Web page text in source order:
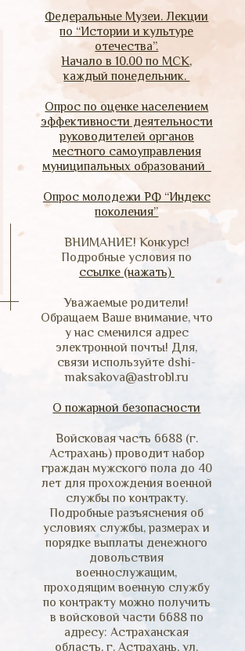
Федеральные Музеи. Лекции
по “Истории и культуре
отечества”.
Начало в 10.00 по МСК,
каждый понедельник.
Опрос по оценке населением
эффективности деятельности
руководителей органов
местного самоуправления
муниципальных образований
Опрос молодежи РФ “Индекс
поколения”
ВНИМАНИЕ! Конкурс!
Подробные условия по
ссылке (нажать)
Уважаемые родители!
Обращаем Ваше внимание, что
у нас сменился адрес
электронной почты! Для,
связи используйте dshi-
maksakova@astrobl.ru
О пожарной безопасности
Войсковая часть 6688 (г.
Астрахань) проводит набор
граждан мужского пола до 40
лет для прохождения военной
службы по контракту.
Подробные разъяснения об
условиях службы, размерах и
порядке выплаты денежного
довольствия
военнослужащим,
проходящим военную службу
по контракту можно получить
в войсковой части 6688 по
адресу: Астраханская
область, г. Астрахань, ул.